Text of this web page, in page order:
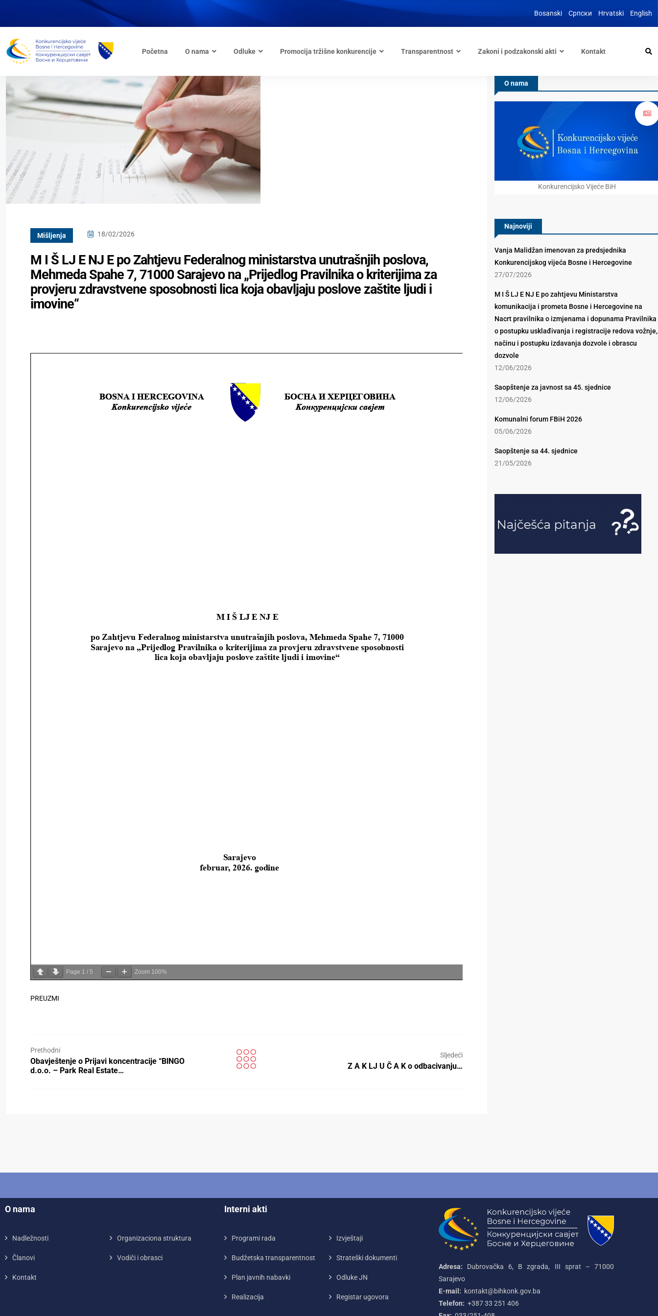
Bosanski Српски Hrvatski English
Početna O nama Odluke Promocija tržišne konkurencije Transparentnost Zakoni i podzakonski akti Kontakt
Mišljenja 18/02/2026
M I Š LJ E NJ E po Zahtjevu Federalnog ministarstva unutrašnjih poslova,
Mehmeda Spahe 7, 71000 Sarajevo na „Prijedlog Pravilnika o kriterijima za
provjeru zdravstvene sposobnosti lica koja obavljaju poslove zaštite ljudi i
imovine“
Page 1 / 5 Zoom 100%
PREUZMI
Prethodni
Obavještenje o Prijavi koncentracije “BlNGO
d.o.o. – Park Real Estate…
Sljedeći
Z A K LJ U Č A K o odbacivanju…
O nama
Konkurencijsko Vijeće BiH
Najnoviji
Vanja Malidžan imenovan za predsjednika
Konkurencijskog vijeća Bosne i Hercegovine
27/07/2026
M I Š LJ E NJ E po zahtjevu Ministarstva
komunikacija i prometa Bosne i Hercegovine na
Nacrt pravilnika o izmjenama i dopunama Pravilnika
o postupku usklađivanja i registracije redova vožnje,
načinu i postupku izdavanja dozvole i obrascu
dozvole
12/06/2026
Saopštenje za javnost sa 45. sjednice
12/06/2026
Komunalni forum FBiH 2026
05/06/2026
Saopštenje sa 44. sjednice
21/05/2026
O nama
Nadležnosti Organizaciona struktura
Članovi Vodiči i obrasci
Kontakt
Interni akti
Programi rada Izvještaji
Budžetska transparentnost Strateški dokumenti
Plan javnih nabavki Odluke JN
Realizacija Registar ugovora
Adresa: Dubrovačka 6, B zgrada, III sprat – 71000‌
Sarajevo
E-mail: kontakt@bihkonk.gov.ba
Telefon: +387‌ 33‌ 251‌ 406